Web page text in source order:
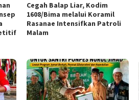
Cegah Balap Liar, Kodim
1608/Bima melalui Koramil
Rasanae Intensifkan Patroli
Malam